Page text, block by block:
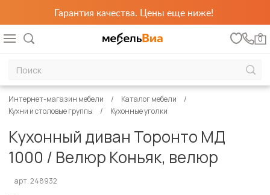
Гарантия качества. Цены еще ниже!
0
Интернет-магазин мебели
Каталог мебели
Кухни и столовые группы
Кухонные уголки
Кухонный диван Торонто МД
1000 / Велюр Коньяк, велюр
арт. 248932